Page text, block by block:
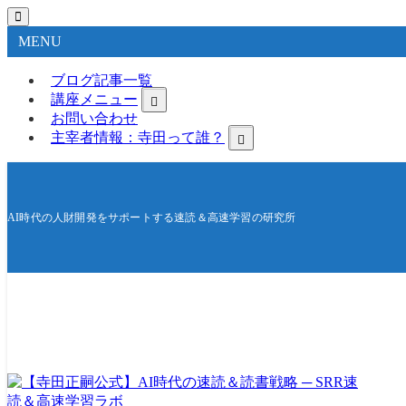
MENU
ブログ記事一覧
講座メニュー
お問い合わせ
主宰者情報：寺田って誰？
AI時代の人財開発をサポートする速読＆高速学習の研究所